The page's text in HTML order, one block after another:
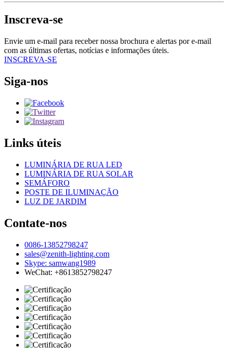
Inscreva-se
Envie um e-mail para receber nossa brochura e alertas por e-mail
com as últimas ofertas, notícias e informações úteis.
INSCREVA-SE
Siga-nos
Links úteis
LUMINÁRIA DE RUA LED
LUMINÁRIA DE RUA SOLAR
SEMÁFORO
POSTE DE ILUMINAÇÃO
LUZ DE JARDIM
Contate-nos
0086-13852798247
sales@zenith-lighting.com
Skype: samwang1989
WeChat: +8613852798247